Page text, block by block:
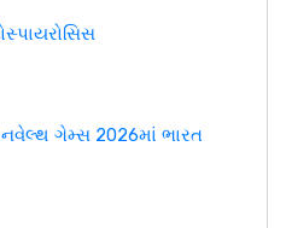
ગેમ્સ 2026માં ભારત